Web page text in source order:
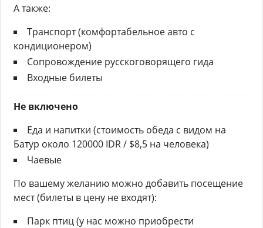
А также:
Транспорт (комфортабельное авто с
кондиционером)
Сопровождение русскоговорящего гида
Входные билеты
Не включено
Еда и напитки (стоимость обеда с видом на
Батур около 120000 IDR / $8,5 на человека)
Чаевые
По вашему желанию можно добавить посещение
мест (билеты в цену не входят):
Парк птиц (у нас можно приобрести